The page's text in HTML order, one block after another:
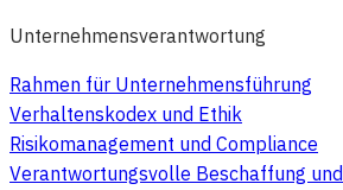
Unternehmensverantwortung
Rahmen für Unternehmensführung
Verhaltenskodex und Ethik
Risikomanagement und Compliance
Verantwortungsvolle Beschaffung